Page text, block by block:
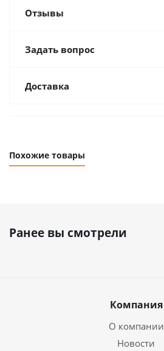
Отзывы
Задать вопрос
Доставка
Похожие товары
Ранее вы смотрели
Компания
О компании
Новости